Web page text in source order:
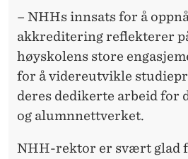
– NHHs innsats for å
akkreditering reflekterer
høyskolens store
for å videreutvikle
deres dedikerte arbeid for
og alumnnettverket.
NHH-rektor er svært glad